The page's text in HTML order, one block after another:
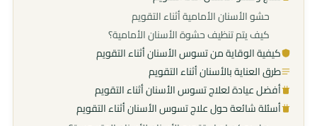
حشو الأسنان الأمامية أثناء التقويم
كيف يتم تنظيف حشوة الأسنان الأمامية؟
كيفية الوقاية من تسوس الأسنان أثناء التقويم
طرق العناية بالأسنان أثناء التقويم
أفضل عيادة لعلاج تسوس الأسنان أثناء التقويم
أسئلة شائعة حول علاج تسوس الأسنان أثناء التقويم